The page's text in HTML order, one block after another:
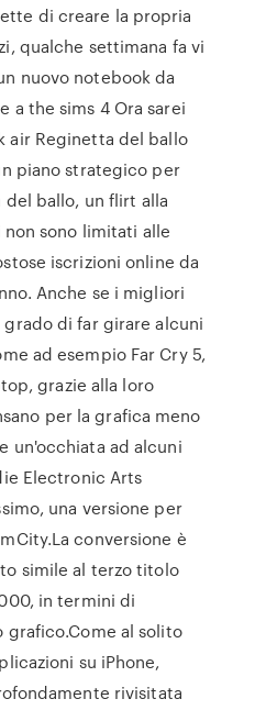
di creare la propria
qualche settimana fa vi
nuovo notebook da
a the sims 4 Ora sarei
air Reginetta del ballo
piano strategico per
ballo, un flirt alla
sono limitati alle
iscrizioni online da
Anche se i migliori
di far girare alcuni
ad esempio Far Cry 5,
grazie alla loro
per la grafica meno
un'occhiata ad alcuni
Electronic Arts
una versione per
conversione è
simile al terzo titolo
in termini di
al solito
su iPhone,
rivisitata